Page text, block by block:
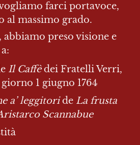
farci portavoce,
al massimo grado.
abbiamo preso visione e
Il Caffè dei Fratelli Verri,
1 giugno 1764
a’ leggitori de La frusta
Scannabue